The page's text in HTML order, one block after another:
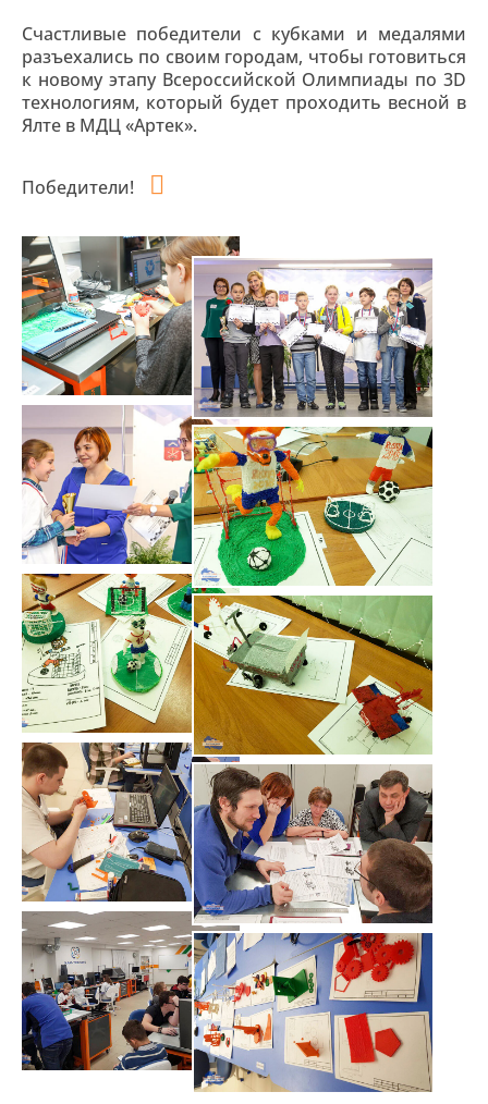
Счастливые победители с кубками и медалями
разъехались по своим городам, чтобы готовиться
к новому этапу Всероссийской Олимпиады по 3D
технологиям, который будет проходить весной в
Ялте в МДЦ «Артек».
Победители!